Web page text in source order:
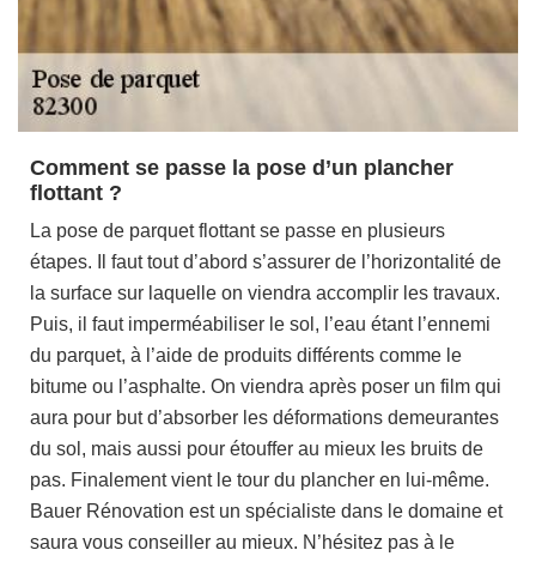
Comment se passe la pose d’un plancher
flottant ?
La pose de parquet flottant se passe en plusieurs
étapes. Il faut tout d’abord s’assurer de l’horizontalité de
la surface sur laquelle on viendra accomplir les travaux.
Puis, il faut imperméabiliser le sol, l’eau étant l’ennemi
du parquet, à l’aide de produits différents comme le
bitume ou l’asphalte. On viendra après poser un film qui
aura pour but d’absorber les déformations demeurantes
du sol, mais aussi pour étouffer au mieux les bruits de
pas. Finalement vient le tour du plancher en lui-même.
Bauer Rénovation est un spécialiste dans le domaine et
saura vous conseiller au mieux. N’hésitez pas à le